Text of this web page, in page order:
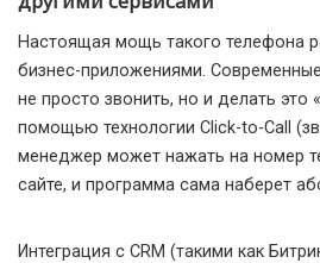
Настоящая мощь такого телефона
бизнес-приложениями.
не просто звонить, но и делать это
помощью технологии Click-to-Call
менеджер может нажать на номер
сайте, и программа сама наберет
Интеграция с CRM (такими как